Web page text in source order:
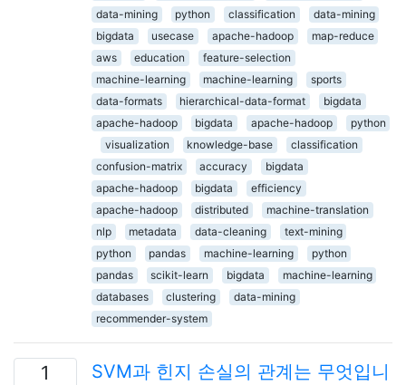
data-mining
python classification
data-mining
bigdata
usecase apache-hadoop
map-reduce
aws
education
feature-selection
machine-learning
machine-learning
sports
data-formats
hierarchical-data-format
bigdata
apache-hadoop
bigdata apache-hadoop
python
visualization
knowledge-base
classification
confusion-matrix
accuracy
bigdata
apache-hadoop
bigdata
efficiency
apache-hadoop
distributed
machine-translation
nlp
metadata data-cleaning
text-mining
python
pandas machine-learning
python
pandas
scikit-learn bigdata
machine-learning
databases
clustering
data-mining
recommender-system
1
SVM과 힌지 손실의 관계는 무엇입니